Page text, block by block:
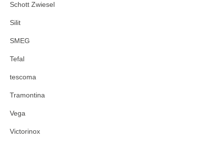
Schott Zwiesel
Silit
SMEG
Tefal
tescoma
Tramontina
Vega
Victorinox